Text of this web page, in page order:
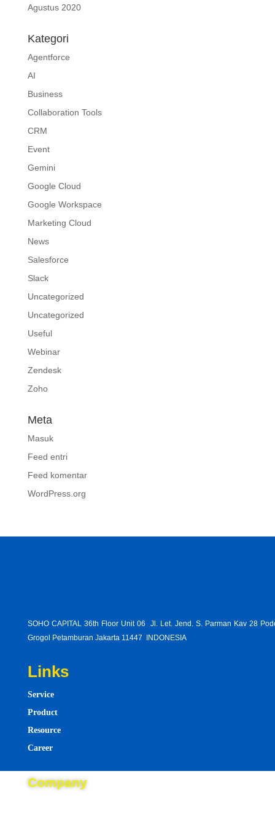
Agustus 2020
Kategori
Agentforce
AI
Business
Collaboration Tools
CRM
Event
Gemini
Google Cloud
Google Workspace
Marketing Cloud
News
Salesforce
Slack
Uncategorized
Uncategorized
Useful
Webinar
Zendesk
Zoho
Meta
Masuk
Feed entri
Feed komentar
WordPress.org
SOHO CAPITAL 36th Floor Unit 06 Jl. Let. Jend. S. Parman Kav 28
Grogol Petamburan Jakarta 11447 INDONESIA
Links
Service
Product
Resource
Career
Company
describe-2324-simplifiedmultiply-bases-add-exponents
breakup-ottoman-empire-disrupt-balance-power